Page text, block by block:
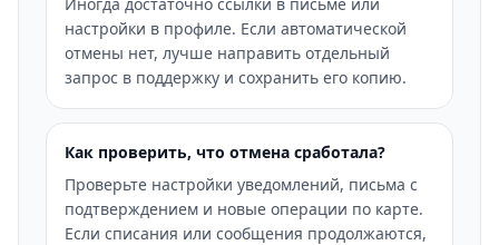
настройки в профиле. Если автоматической
отмены нет, лучше направить отдельный
запрос в поддержку и сохранить его копию.
Как проверить, что отмена сработала?
Проверьте настройки уведомлений, письма с
подтверждением и новые операции по карте.
Если списания или сообщения продолжаются,